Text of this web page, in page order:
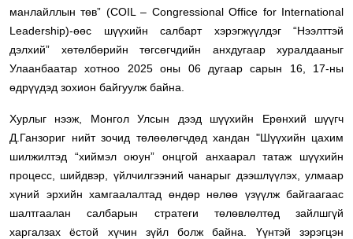
манлайллын төв” (COIL – Congressional Office for International
Leadership)-өөс шүүхийн салбарт хэрэгжүүлдэг “Нээлттэй
дэлхий” хөтөлбөрийн төгсөгчдийн анхдугаар хуралдааныг
Улаанбаатар хотноо 2025 оны 06 дугаар сарын 16, 17-ны
өдрүүдэд зохион байгуулж байна.
Хурлыг нээж, Монгол Улсын дээд шүүхийн Ерөнхий шүүгч
Д.Ганзориг нийт зочид төлөөлөгчдөд хандан "Шүүхийн цахим
шилжилтэд “хиймэл оюун” онцгой анхаарал татаж шүүхийн
процесс, шийдвэр, үйлчилгээний чанарыг дээшлүүлэх, улмаар
хүний эрхийн хамгаалалтад өндөр нөлөө үзүүлж байгаагаас
шалтгаалан салбарын стратеги төлөвлөлтөд зайлшгүй
харгалзах ёстой хүчин зүйл болж байна. Үүнтэй зэрэгцэн